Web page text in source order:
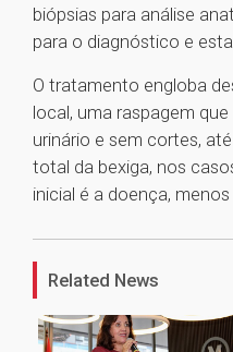
biópsias para análise
para o diagnóstico e
O tratamento engloba
local, uma raspagem
urinário e sem cortes,
total da bexiga, nos
inicial é a doença,
Related News